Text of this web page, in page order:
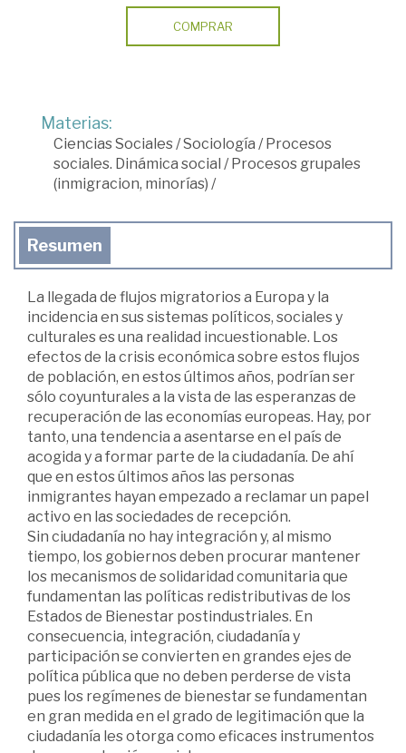
COMPRAR
Materias:
Ciencias Sociales/Sociología /Procesos
sociales. Dinámica social /Procesos grupales
(inmigracion, minorías) /
Resumen
La llegada de flujos migratorios a Europa y la
incidencia en sus sistemas políticos, sociales y
culturales es una realidad incuestionable. Los
efectos de la crisis económica sobre estos flujos
de población, en estos últimos años, podrían ser
sólo coyunturales a la vista de las esperanzas de
recuperación de las economías europeas. Hay, por
tanto, una tendencia a asentarse en el país de
acogida y a formar parte de la ciudadanía. De ahí
que en estos últimos años las personas
inmigrantes hayan empezado a reclamar un papel
activo en las sociedades de recepción.
Sin ciudadanía no hay integración y, al mismo
tiempo, los gobiernos deben procurar mantener
los mecanismos de solidaridad comunitaria que
fundamentan las políticas redistributivas de los
Estados de Bienestar postindustriales. En
consecuencia, integración, ciudadanía y
participación se convierten en grandes ejes de
política pública que no deben perderse de vista
pues los regímenes de bienestar se fundamentan
en gran medida en el grado de legitimación que la
ciudadanía les otorga como eficaces instrumentos